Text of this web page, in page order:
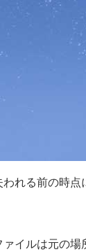
れる前の時点
イルは元の場